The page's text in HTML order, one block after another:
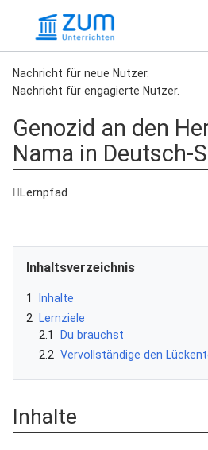
Nachricht für neue Nutzer.
Nachricht für engagierte Nutzer.
Genozid an den
Nama in Deutsch-
Lernpfad
Inhaltsverzeichnis
1
Inhalte
2
Lernziele
2.1
Du brauchst
2.2 Vervollständige den
Inhalte